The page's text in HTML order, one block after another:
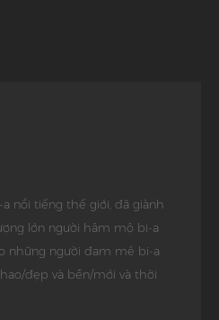
nổi tiếng thế giới, đã giành
lớn người hâm mộ bi-a
những người đam mê bi-a
đẹp và bền/mới và thời